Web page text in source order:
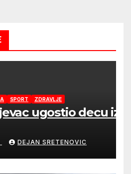
SPORT ZDRAVLJE
ugostio decu iz
DEJAN SRETENOVIC